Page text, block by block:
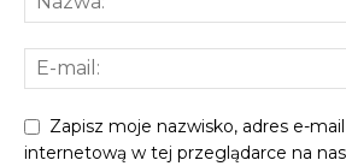
Zapisz moje nazwisko, adres e-
internetową w tej przeglądarce na